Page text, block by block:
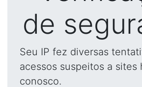
de
Seu IP fez diversas
acessos suspeitos a sites
conosco.